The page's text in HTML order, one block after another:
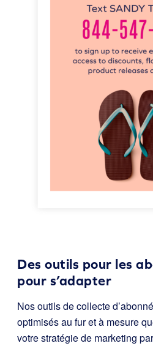
Des outils pour les
pour s’adapter
Nos outils de collecte
optimisés au fur et à mesure
votre stratégie de marketing